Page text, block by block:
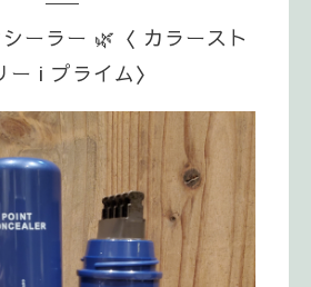
ーラー 🌿〈 カラースト
ー i プライム〉